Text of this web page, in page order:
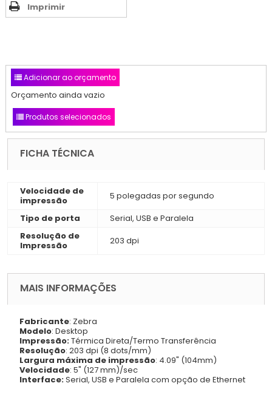
Imprimir
Adicionar ao orçamento
Orçamento ainda vazio
Produtos selecionados
FICHA TÉCNICA
Velocidade de
impressão
5 polegadas por segundo
Tipo de porta
Serial, USB e Paralela
Resolução de
Impressão
203 dpi
MAIS INFORMAÇÕES
Fabricante: Zebra
Modelo: Desktop
Impressão:Térmica Direta/Termo Transferência
Resolução: 203 dpi (8 dots/mm)
Largura máxima de impressão: 4.09" (104mm)
Velocidade: 5" (127 mm)/sec
Interface:Serial, USB e Paralela com opção de Ethernet